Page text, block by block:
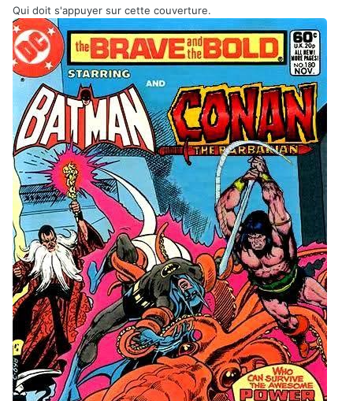
Qui doit s'appuyer sur cette couverture.